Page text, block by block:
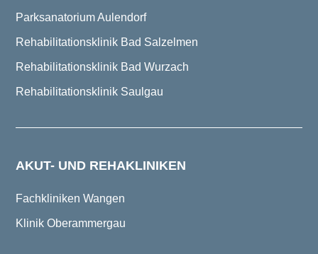
Parksanatorium Aulendorf
Rehabilitationsklinik Bad Salzelmen
Rehabilitationsklinik Bad Wurzach
Rehabilitationsklinik Saulgau
AKUT- UND REHAKLINIKEN
Fachkliniken Wangen
Klinik Oberammergau